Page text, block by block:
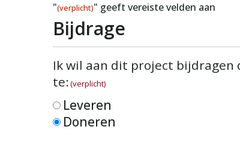
"(verplicht)" geeft vereiste velden aan
Bijdrage
Ik wil aan dit project bijdragen
te:(verplicht)
Leveren
Doneren